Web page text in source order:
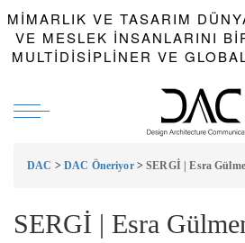
MIMARLIK VE TASARIM
VE MESLEK INSANLARINI
MULTIDISIPLINER VE
DAC > DAC Öneriyor>SERGİ | Esra Gülmen’in
SERGİ | Esra